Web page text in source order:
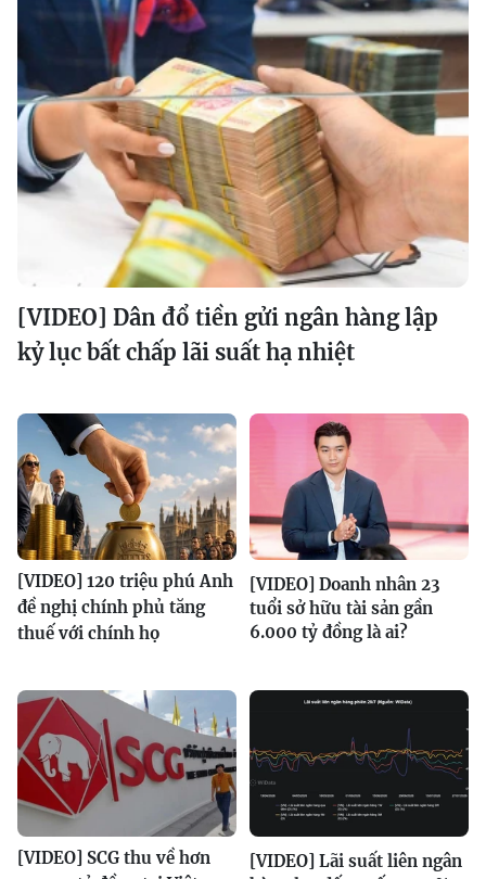
[VIDEO] Dân đổ tiền gửi ngân hàng lập
kỷ lục bất chấp lãi suất hạ nhiệt
[VIDEO] 120 triệu phú Anh
đề nghị chính phủ tăng
thuế với chính họ
[VIDEO] Doanh nhân 23
tuổi sở hữu tài sản gần
6.000 tỷ đồng là ai?
[VIDEO] SCG thu về hơn
[VIDEO] Lãi suất liên ngân